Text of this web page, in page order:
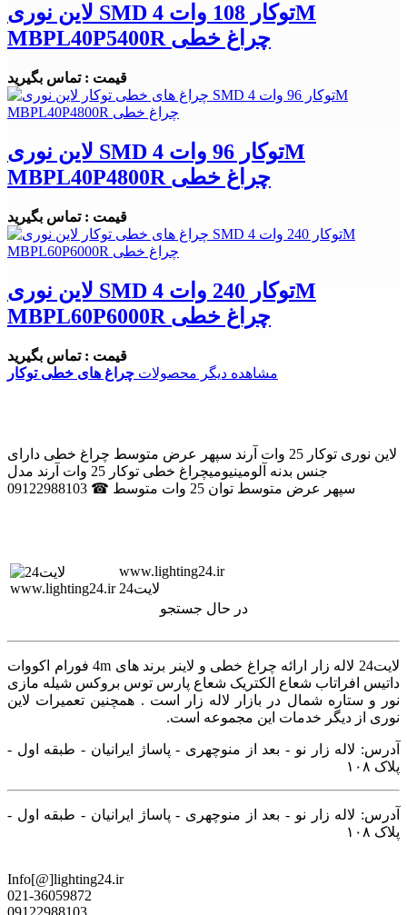
لاین نوری SMD توکار 108 وات 4M
MBPL40P5400R چراغ خطی
قیمت : تماس بگیرید
لاین نوری SMD توکار 96 وات 4M
MBPL40P4800R چراغ خطی
قیمت : تماس بگیرید
لاین نوری SMD توکار 240 وات 4M
MBPL60P6000R چراغ خطی
قیمت : تماس بگیرید
مشاهده دیگر محصولات چراغ های خطی توکار
لاین نوری توکار 25 وات آرند سپهر عرض متوسط چراغ خطی دارای
جنس بدنه آلومینیومیچراغ خطی توکار 25 وات آرند مدل
سپهر عرض متوسط توان 25 وات متوسط ☎ 09122988103
www.lighting24.ir
لایت24
در حال جستجو
لایت24 لاله زار ارائه چراغ خطی و لاینر برند های 4m فورام اکووات
داتیس افراتاب شعاع الکتریک شعاع پارس توس بروکس شیله مازی
نور و ستاره شمال در بازار لاله زار است . همچنین تعمیرات لاین
نوری از دیگر خدمات این مجموعه است.
آدرس: لاله زار نو - بعد از منوچهری - پاساژ ایرانیان - طبقه اول -
پلاک ۱۰۸
آدرس: لاله زار نو - بعد از منوچهری - پاساژ ایرانیان - طبقه اول -
پلاک ۱۰۸
Info[@]lighting24.ir
021-36059872
09122988103